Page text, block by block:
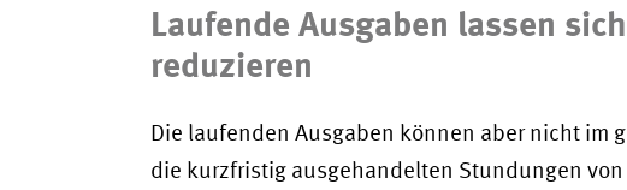
Laufende Ausgaben lassen
reduzieren
Die laufenden Ausgaben können aber nicht im
die kurzfristig ausgehandelten Stundungen